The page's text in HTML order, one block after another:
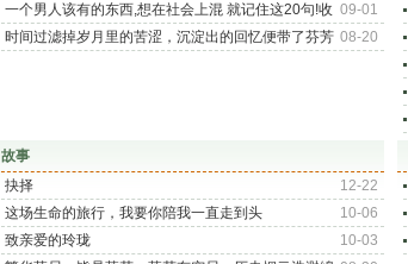
09-01
一个男人该有的东西,想在社会上混 就记住这20句!收
藏疯了
08-20
时间过滤掉岁月里的苦涩，沉淀出的回忆便带了芬芳
故事
12-22
抉择
10-06
这场生命的旅行，我要你陪我一直走到头
10-03
致亲爱的玲珑